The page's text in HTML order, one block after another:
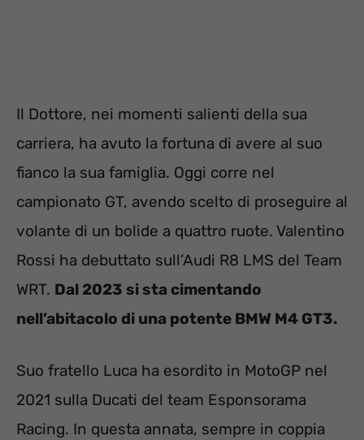
Il Dottore, nei momenti salienti della sua
carriera, ha avuto la fortuna di avere al suo
fianco la sua famiglia. Oggi corre nel
campionato GT, avendo scelto di proseguire al
volante di un bolide a quattro ruote. Valentino
Rossi ha debuttato sull’Audi R8 LMS del Team
WRT. Dal 2023 si sta cimentando
nell’abitacolo di una potente BMW M4 GT3.
Suo fratello Luca ha esordito in MotoGP nel
2021 sulla Ducati del team Esponsorama
Racing. In questa annata, sempre in coppia